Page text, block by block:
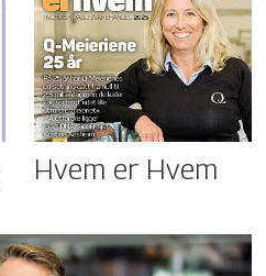
Hvem er Hvem